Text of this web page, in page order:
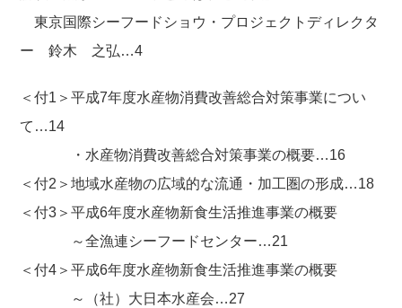
東京国際シーフードショウ・プロジェクトディレクタ
ー 鈴木 之弘…4
＜付1＞平成7年度水産物消費改善総合対策事業につい
て…14
・水産物消費改善総合対策事業の概要…16
＜付2＞地域水産物の広域的な流通・加工圏の形成…18
＜付3＞平成6年度水産物新食生活推進事業の概要
～全漁連シーフードセンター…21
＜付4＞平成6年度水産物新食生活推進事業の概要
～（社）大日本水産会…27